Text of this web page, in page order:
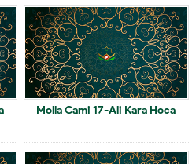
Molla Cami 17-Ali Kara Hoca